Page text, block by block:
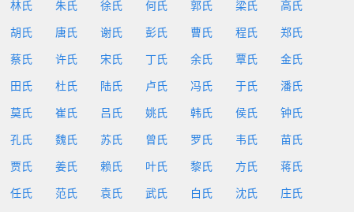
林氏 朱氏 徐氏 何氏 郭氏 梁氏 高氏
胡氏 唐氏 谢氏 彭氏 曹氏 程氏 郑氏
蔡氏 许氏 宋氏 丁氏 余氏 覃氏 金氏
田氏 杜氏 陆氏 卢氏 冯氏 于氏 潘氏
莫氏 崔氏 吕氏 姚氏 韩氏 侯氏 钟氏
孔氏 魏氏 苏氏 曾氏 罗氏 韦氏 苗氏
贾氏 姜氏 赖氏 叶氏 黎氏 方氏 蒋氏
任氏 范氏 袁氏 武氏 白氏 沈氏 庄氏